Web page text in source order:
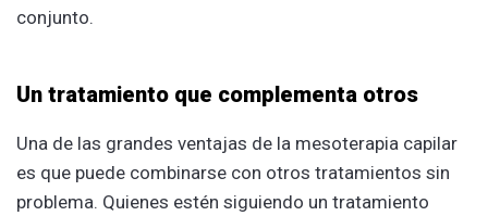
conjunto.
Un tratamiento que complementa otros
Una de las grandes ventajas de la mesoterapia capilar
es que puede combinarse con otros tratamientos sin
problema. Quienes estén siguiendo un tratamiento